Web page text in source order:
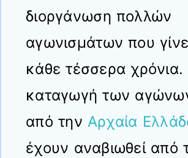
διοργάνωση πολλών
αγωνισμάτων που
κάθε τέσσερα
καταγωγή των
από την Αρχαία
έχουν αναβιωθεί από